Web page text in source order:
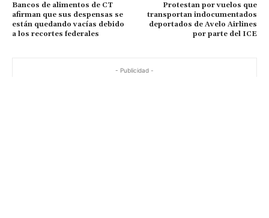
Bancos de alimentos de CT
afirman que sus despensas se
están quedando vacías debido
a los recortes federales
Protestan por vuelos que
transportan indocumentados
deportados de Avelo Airlines
por parte del ICE
- Publicidad -